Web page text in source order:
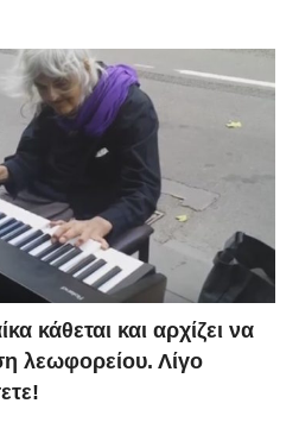
κάθεται και αρχίζει να
λεωφορείου. Λίγο